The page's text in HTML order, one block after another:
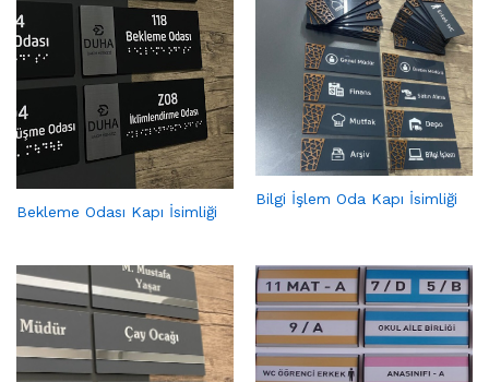
Bekleme Odası Kapı İsimliği
Bilgi İşlem Oda Kapı İsimliği